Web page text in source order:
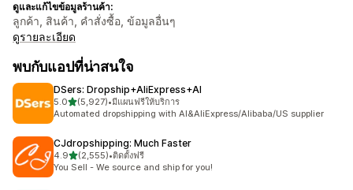
ดูและแก้ไขข้อมูลร้านค้า:
ลูกค้า, สินค้า, คำสั่งซื้อ, ข้อมูลอื่นๆ
ดูรายละเอียด
พบกับแอปที่น่าสนใจ
DSers: Dropship+AliExpress+AI
5.0เต็ม 5 ดาว
(5,927)
ทั้งหมด 5927 รีวิว
•มีแผนฟรีให้บริการ
Automated dropshipping with AI&AliExpress/Alibaba/US supplier
CJdropshipping: Much Faster
4.9เต็ม 5 ดาว
(2,555)
ทั้งหมด 2555 รีวิว
•ติดตั้งฟรี
You Sell - We source and ship for you!